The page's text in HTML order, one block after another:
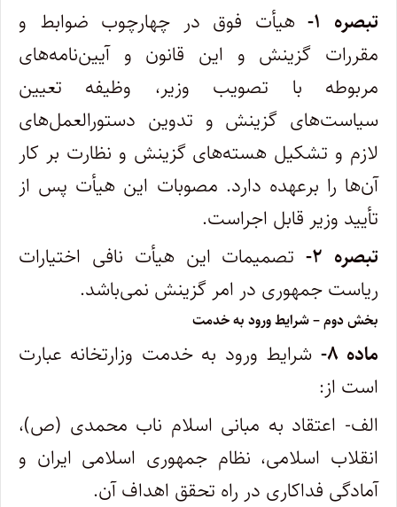
‌تبصره ۱-
هیأت فوق در چهارچوب ضوابط و
مقررات گزینش و این قانون و آیین‌نامه‌های
مربوطه با تصویب وزیر، وظیفه تعیین
سیاست‌های‌ گزینش و تدوین دستورالعمل‌های
لازم و تشکیل هسته‌های گزینش و نظارت بر کار
آن‌ها را برعهده دارد. مصوبات این هیأت پس از
تأیید وزیر قابل‌ اجراست.
‌تبصره ۲-
تصمیمات این هیأت نافی اختیارات
ریاست جمهوری در امر گزینش نمی‌باشد.
‌بخش دوم – شرایط ورود به خدمت
‌ماده ۸-
شرایط ورود به خدمت وزارتخانه عبارت
است از:
‌الف- اعتقاد به مبانی اسلام ناب محمدی (ص)،
انقلاب اسلامی، نظام جمهوری اسلامی ایران و
آمادگی فداکاری در راه تحقق اهداف آن.